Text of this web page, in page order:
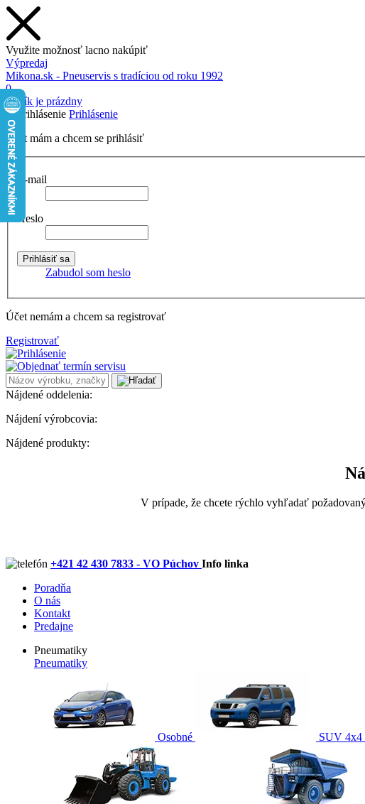
Využite možnosť lacno nakúpiť
Výpredaj
Mikona.sk - Pneuservis s tradíciou od roku 1992
0
Košík je prázdny
Prihlásenie
Účet mám a chcem se prihlásiť
E-mail
Heslo
Zabudol som heslo
Účet nemám a chcem sa registrovať
Registrovať
Nájdené oddelenia:
Nájdení výrobcovia:
Nájdené produkty:
V prípade, že chcete rýchlo vyhľadať
+421 42 430 7833 - VO Púchov Info linka
Poradňa
O nás
Kontakt
Predajne
Pneumatiky
Pneumatiky
Osobné SUV 4x4